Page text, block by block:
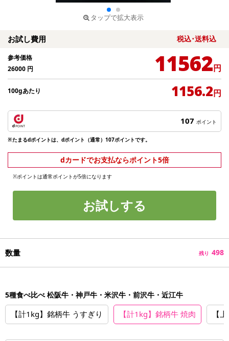
タップで拡大表示
お試し費用 税込･送料込
参考価格
26000 円 11562円
100gあたり 1156.2円
107 ポイント
※たまるdポイントは、dポイント（通常）107ポイントです。
dカードでお支払ならポイント5倍
※ポイントは通常ポイントが5倍になります
お試しする
数量 残り 498
5種食べ比べ 松阪牛・神戸牛・米沢牛・前沢牛・近江牛
【計1kg】銘柄牛 うすぎり 【計1kg】銘柄牛 焼肉 【